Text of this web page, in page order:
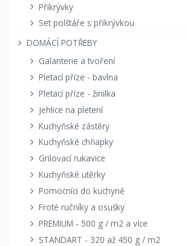
Přikrývky
Set polštáře s přikrývkou
DOMÁCÍ POTŘEBY
Galanterie a tvoření
Pletací příze - bavlna
Pletací příze - žinilka
Jehlice na pletení
Kuchyňské zástěry
Kuchyňské chňapky
Grilovací rukavice
Kuchyňské utěrky
Pomocníci do kuchyně
Froté ručníky a osušky
PREMIUM - 500 g / m2 a více
STANDART - 320 až 450 g / m2